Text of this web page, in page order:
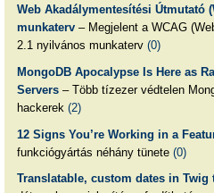
Web Akadálymentesítési Útmutató
munkaterv– Megjelent a WCAG
2.1 nyilvános munkaterv (0)
MongoDB Apocalypse Is Here as
Servers– Több tízezer védtelen
hackerek (2)
12 Signs You’re Working in a
funkciógyártás néhány tünete (0)
Translatable, custom dates in Twig